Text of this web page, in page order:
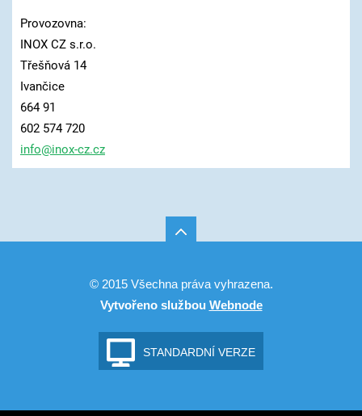
Provozovna:
INOX CZ s.r.o.
Třešňová 14
Ivančice
664 91
602 574 720
info@inox-cz.cz
© 2015 Všechna práva vyhrazena.
Vytvořeno službou Webnode
STANDARDNÍ VERZE